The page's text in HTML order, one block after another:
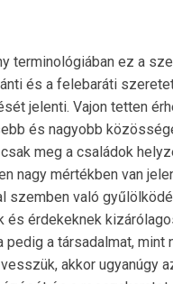
terminológiában ez a
és a felebaráti
jelenti. Vajon tetten
és nagyobb
meg a családok
nagy mértékben van
szemben való
és érdekeknek
pedig a társadalmat, mint
akkor ugyanúgy